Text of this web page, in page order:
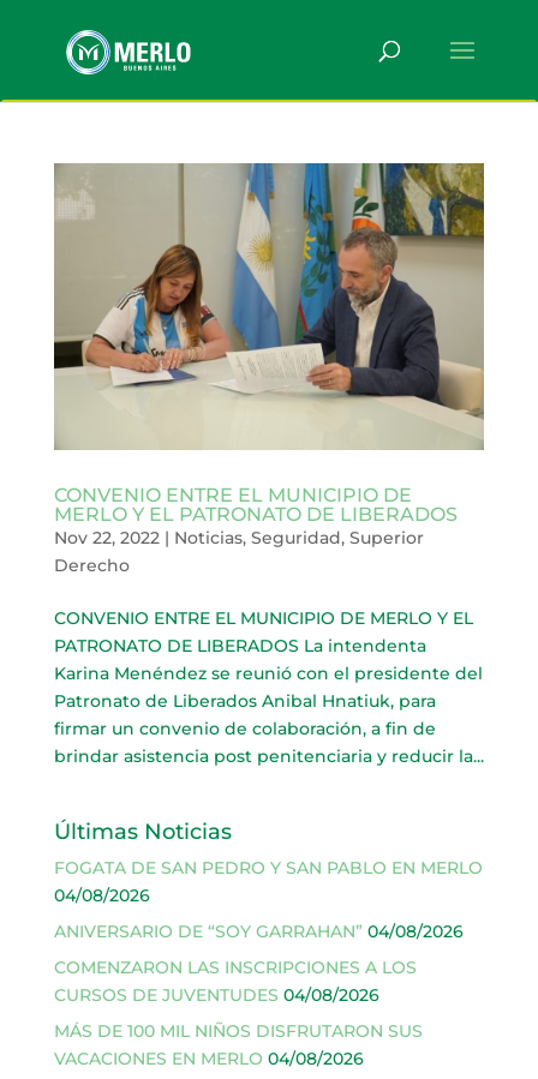
CONVENIO ENTRE EL MUNICIPIO DE
MERLO Y EL PATRONATO DE LIBERADOS
Nov 22, 2022| Noticias, Seguridad, Superior
Derecho
CONVENIO ENTRE EL MUNICIPIO DE MERLO Y EL
PATRONATO DE LIBERADOS La intendenta
Karina Menéndez se reunió con el presidente del
Patronato de Liberados Anibal Hnatiuk, para
firmar un convenio de colaboración, a fin de
brindar asistencia post penitenciaria y reducir la...
Últimas Noticias
FOGATA DE SAN PEDRO Y SAN PABLO EN MERLO
04/08/2026
ANIVERSARIO DE “SOY GARRAHAN” 04/08/2026
COMENZARON LAS INSCRIPCIONES A LOS
CURSOS DE JUVENTUDES 04/08/2026
MÁS DE 100 MIL NIÑOS DISFRUTARON SUS
VACACIONES EN MERLO 04/08/2026